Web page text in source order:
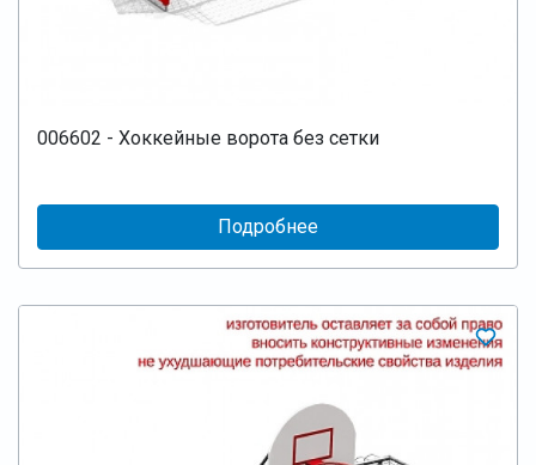
006602 - Хоккейные ворота без сетки
Подробнее